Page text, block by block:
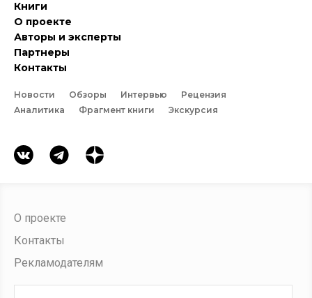
Книги
О проекте
Авторы и эксперты
Партнеры
Контакты
Новости Обзоры Интервью
Рецензия
Аналитика
Фрагмент книги Экскурсия
О проекте
Контакты
Рекламодателям